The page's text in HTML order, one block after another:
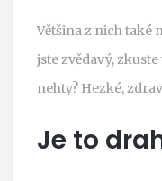
Většina z nich také
jste zvědavý,
nehty? Hezké,
Je to